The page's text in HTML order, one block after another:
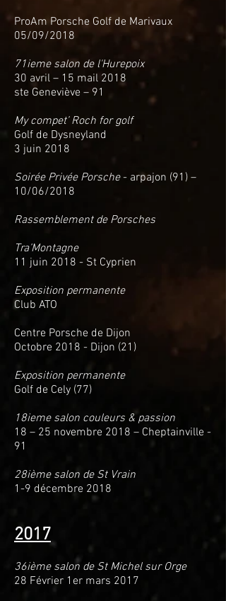
ProAm Porsche Golf de Marivaux
05/09/2018
71ieme salon de l'Hurepoix
30 avril – 15 mail 2018
ste Geneviève – 91
My compet’ Roch for golf
Golf de Dysneyland
3 juin 2018
Soirée Privée Porsche- arpajon (91) –
10/06/2018
Rassemblement de Porsches
Tra’Montagne
11 juin 2018 - St Cyprien
Exposition permanente
Club ATO
Centre Porsche de Dijon
Octobre 2018 - Dijon (21)
Exposition permanente
Golf de Cely (77)
18ieme salon couleurs & passion
18 – 25 novembre 2018 – Cheptainville -
91
28ième salon de St Vrain
1-9 décembre 2018
2017
36ième salon de St Michel sur Orge
28 Février 1er mars 2017